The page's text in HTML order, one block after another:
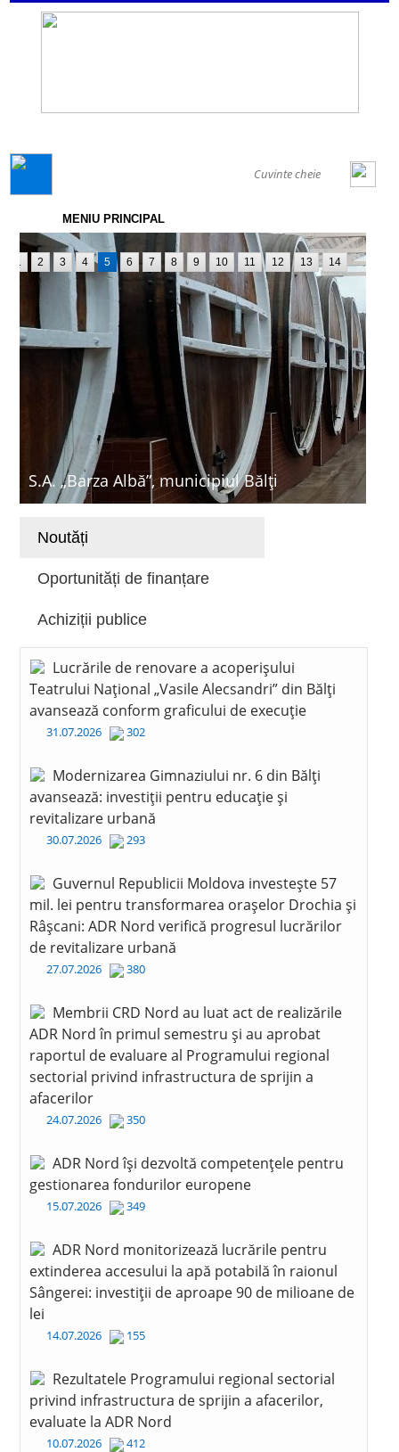
MENIU PRINCIPAL
S.A. „Barza Albă”, municipiul Bălți
1 2 3 4 5 6 7 8 9 10 11 12 13 14
Noutăți
Oportunități de finanțare
Achiziții publice
Lucrările de renovare a acoperișului
Teatrului Național „Vasile Alecsandri” din Bălți
avansează conform graficului de execuție
31.07.2026 302
Modernizarea Gimnaziului nr. 6 din Bălți
avansează: investiții pentru educație și
revitalizare urbană
30.07.2026 293
Guvernul Republicii Moldova investește 57
mil. lei pentru transformarea orașelor Drochia și
Râșcani: ADR Nord verifică progresul lucrărilor
de revitalizare urbană
27.07.2026 380
Membrii CRD Nord au luat act de realizările
ADR Nord în primul semestru și au aprobat
raportul de evaluare al Programului regional
sectorial privind infrastructura de sprijin a
afacerilor
24.07.2026 350
ADR Nord își dezvoltă competențele pentru
gestionarea fondurilor europene
15.07.2026 349
ADR Nord monitorizează lucrările pentru
extinderea accesului la apă potabilă în raionul
Sângerei: investiții de aproape 90 de milioane de
lei
14.07.2026 155
Rezultatele Programului regional sectorial
privind infrastructura de sprijin a afacerilor,
evaluate la ADR Nord
10.07.2026 412